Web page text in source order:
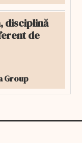
disciplină
de
Group